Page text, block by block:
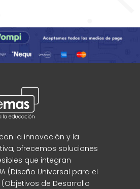
la innovación y la
ofrecemos soluciones
que integran
(Diseño Universal para el
(Objetivos de Desarrollo